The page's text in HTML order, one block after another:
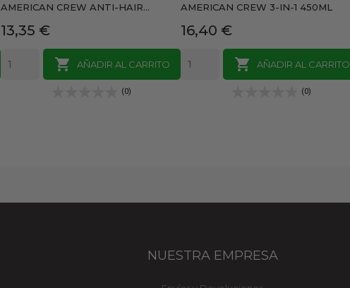
AMERICAN CREW ANTI-HAIR...
Precio
13,35 €

AÑADIR AL CARRITO
(0)
AMERICAN CREW 3-IN-1 450ML
Precio
16,40 €

AÑADIR AL CARRITO
(0)
NUESTRA EMPRESA